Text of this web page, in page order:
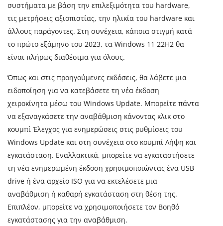
συστήματα με βάση την επιλεξιμότητα του hardware,
τις μετρήσεις αξιοπιστίας, την ηλικία του hardware και
άλλους παράγοντες. Στη συνέχεια, κάποια στιγμή κατά
το πρώτο εξάμηνο του 2023, τα Windows 11 22H2 θα
είναι πλήρως διαθέσιμα για όλους.
Όπως και στις προηγούμενες εκδόσεις, θα λάβετε μια
ειδοποίηση για να κατεβάσετε τη νέα έκδοση
χειροκίνητα μέσω του Windows Update. Μπορείτε πάντα
να εξαναγκάσετε την αναβάθμιση κάνοντας κλικ στο
κουμπί Έλεγχος για ενημερώσεις στις ρυθμίσεις του
Windows Update και στη συνέχεια στο κουμπί Λήψη και
εγκατάσταση. Εναλλακτικά, μπορείτε να εγκαταστήσετε
τη νέα ενημερωμένη έκδοση χρησιμοποιώντας ένα USB
drive ή ένα αρχείο ISO για να εκτελέσετε μια
αναβάθμιση ή καθαρή εγκατάσταση στη θέση της.
Επιπλέον, μπορείτε να χρησιμοποιήσετε τον Βοηθό
εγκατάστασης για την αναβάθμιση.